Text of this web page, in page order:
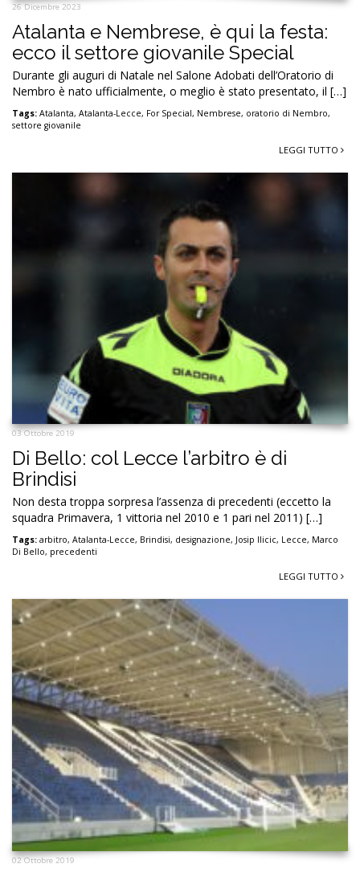
26 Dicembre 2023
Atalanta e Nembrese, è qui la festa:
ecco il settore giovanile Special
Durante gli auguri di Natale nel Salone Adobati dell’Oratorio di
Nembro è nato ufficialmente, o meglio è stato presentato, il […]
Tags: Atalanta, Atalanta-Lecce, For Special, Nembrese, oratorio di Nembro,
settore giovanile
LEGGI TUTTO
03 Ottobre 2019
Di Bello: col Lecce l’arbitro è di
Brindisi
Non desta troppa sorpresa l’assenza di precedenti (eccetto la
squadra Primavera, 1 vittoria nel 2010 e 1 pari nel 2011) […]
Tags: arbitro, Atalanta-Lecce, Brindisi, designazione, Josip Ilicic, Lecce, Marco
Di Bello, precedenti
LEGGI TUTTO
02 Ottobre 2019